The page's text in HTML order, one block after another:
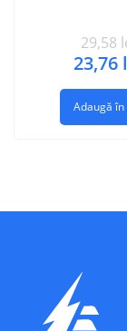
29,58
23,76
Adaugă în